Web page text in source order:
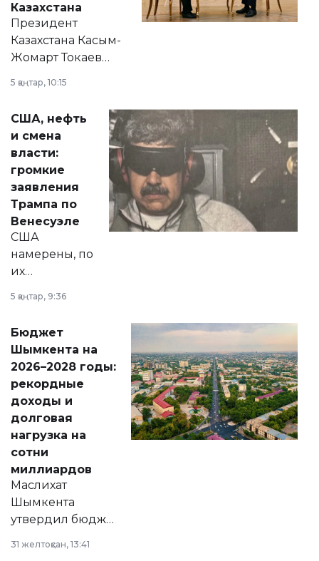
Казахстана
Президент
Казахстана Касым-
Жомарт Токаев
сразу несколько
актуальных тем —
от слухов о
политических
реформах до
вопросов армии,
экономики и
личного здоровья.
5 қаңтар, 10:15
США, нефть
и смена
власти:
громкие
заявления
Трампа по
Венесуэле
США
намерены, по
их
принести
народу
Венесуэлы.
5 қаңтар, 9:36
Бюджет
Шымкента на
2026–2028 годы:
рекордные
доходы и
долговая
нагрузка на
сотни
миллиардов
Маслихат
Шымкента
утвердил бюджет
2028 годы.
31 желтоқсан, 13:41